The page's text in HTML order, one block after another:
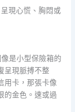
現心慌、胸悶或
是小型保險箱的
呈現脈搏不整
用卡，那張卡像
的金色。速或過